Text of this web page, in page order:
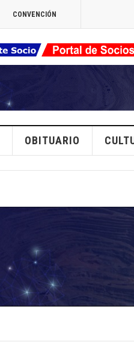
CONVENCIÓN
OBITUARIO